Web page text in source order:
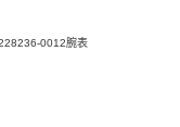
0012腕表